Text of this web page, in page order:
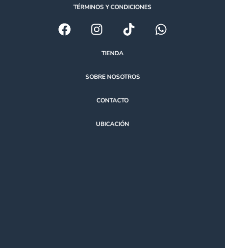
TÉRMINOS Y CONDICIONES
TIENDA
SOBRE NOSOTROS
CONTACTO
UBICACIÓN